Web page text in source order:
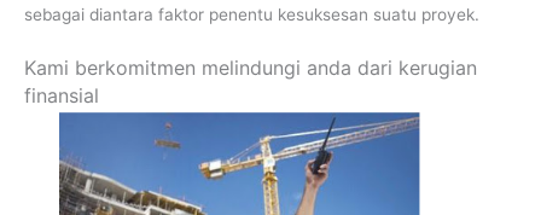
sebagai diantara faktor penentu kesuksesan suatu proyek.
Kami berkomitmen melindungi anda dari kerugian
finansial